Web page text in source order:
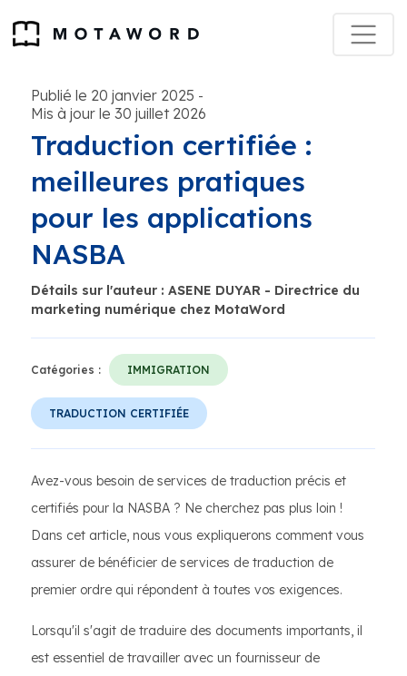
Publié le 20 janvier 2025 -
Mis à jour le 30 juillet 2026
Traduction certifiée :
meilleures pratiques
pour les applications
NASBA
Détails sur l'auteur : ASENE DUYAR - Directrice du
marketing numérique chez MotaWord
Catégories : IMMIGRATION
TRADUCTION CERTIFIÉE
Avez-vous besoin de services de traduction précis et
certifiés pour la NASBA ? Ne cherchez pas plus loin !
Dans cet article, nous vous expliquerons comment vous
assurer de bénéficier de services de traduction de
premier ordre qui répondent à toutes vos exigences.
Lorsqu'il s'agit de traduire des documents importants, il
est essentiel de travailler avec un fournisseur de